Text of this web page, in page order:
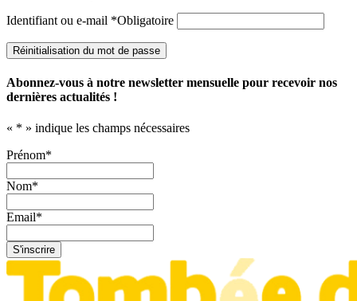
Identifiant ou e-mail *Obligatoire
Réinitialisation du mot de passe
Abonnez-vous à notre newsletter mensuelle pour recevoir nos
dernières actualités !
« * » indique les champs nécessaires
Prénom*
Nom*
Email*
S'inscrire